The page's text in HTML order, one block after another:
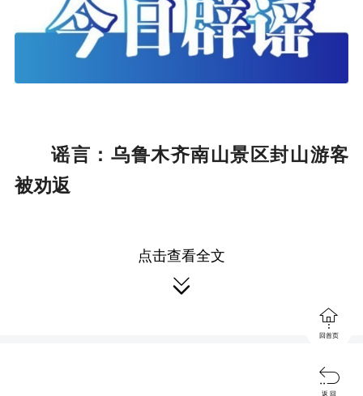
谣言： 乌鲁木齐南山景区封山游客
被劝返
点击查看全文


回首页

返 回